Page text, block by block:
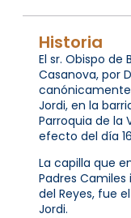
Historia
El sr. Obispo de
Casanova, por
Jordi, en la
Parroquia de la
efecto del día
La capilla que
Padres
del Reyes, fue
Jordi.